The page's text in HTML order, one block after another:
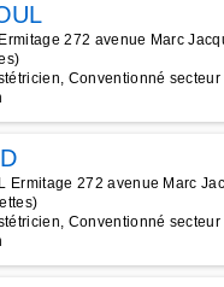
272 avenue Marc
Conventionné secteur
Ermitage 272 avenue Marc
Conventionné secteur